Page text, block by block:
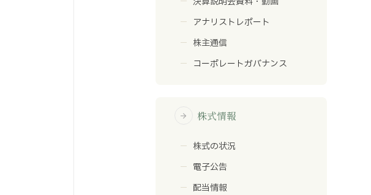
アナリストレポート
株主通信
コーポレートガバナンス
arrow_forward 株式情報
株式の状況
電子公告
配当情報